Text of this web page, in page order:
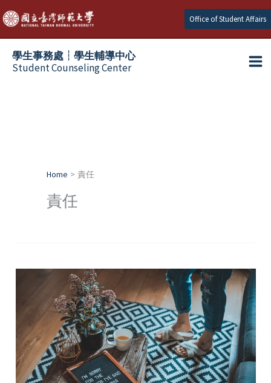
Skip
to
content
Office of Student Affairs
學生事務處┆學生輔導中心
Student Counseling Center
Home 責任
責任